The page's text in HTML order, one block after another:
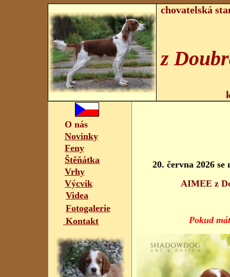
chovatelská
z
O nás
Novinky
Feny
Štěňátka
Vrhy
Výcvik
Videa
Fotogalerie
Kontakt
20. června 2026
AIMEE z
Pokud